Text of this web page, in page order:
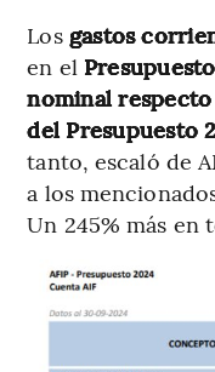
Los gastos
en el
nominal respecto
del Presupuesto
tanto, escaló de
a los
Un 245% más en